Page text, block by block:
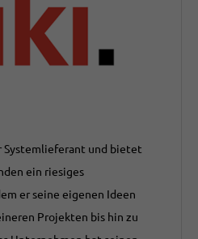
Systemlieferant und bietet
ein riesiges
er seine eigenen Ideen
Projekten bis hin zu